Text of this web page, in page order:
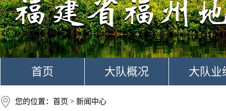
首页 大队概况 大队业
您的位置：首页 > 新闻中心